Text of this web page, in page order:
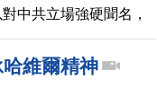
中共立場強硬聞名，
幾天，齊曼將與每一
路，不過傳出齊曼唯
維爾精神